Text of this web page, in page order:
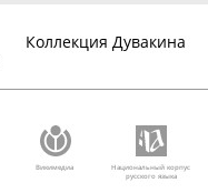
Коллекция Дувакина
Викимедиа
Национальный корпус
русского языка